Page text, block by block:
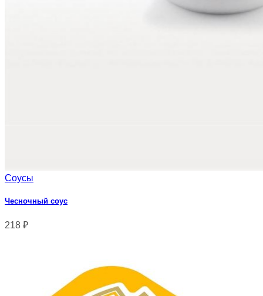
Соусы
Чесночный соус
218 ₽